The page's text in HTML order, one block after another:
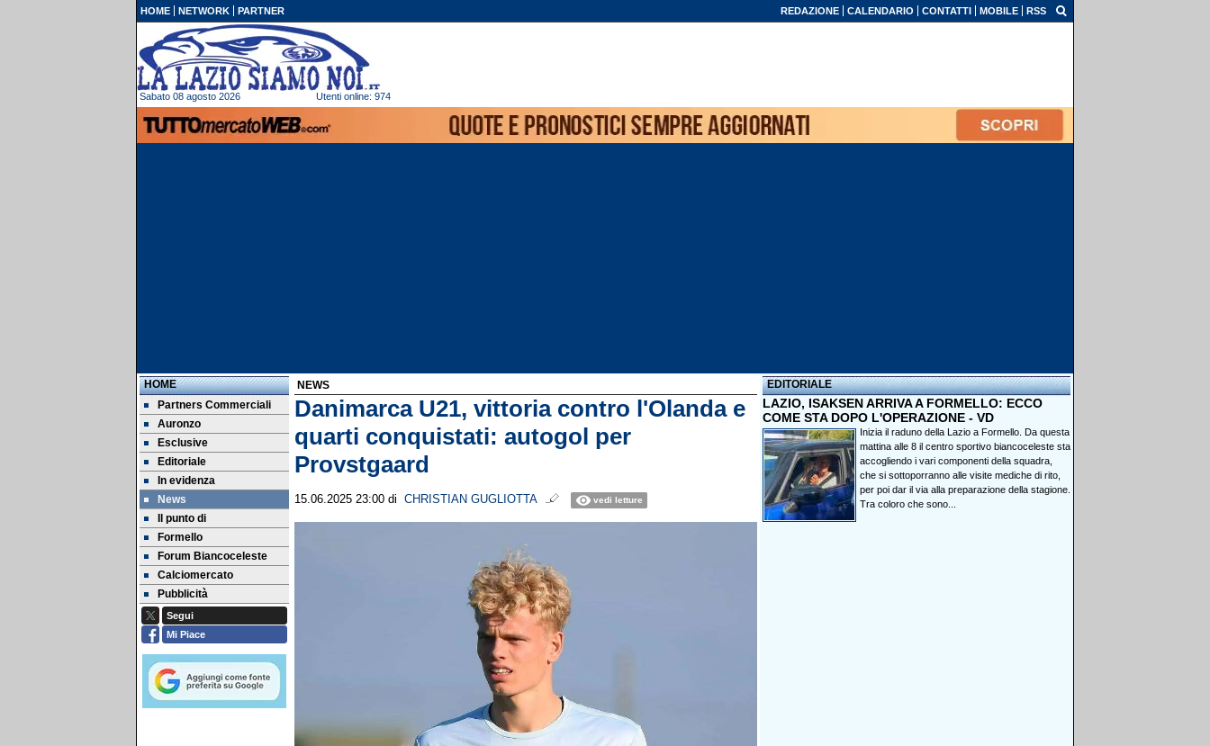
HOME NETWORK PARTNER REDAZIONE CALENDARIO CONTATTI MOBILE RSS
Sabato 08 agosto 2026 Utenti online: 974
HOME
Partners Commerciali
Auronzo
Esclusive
Editoriale
In evidenza
News
Il punto di
Formello
Forum Biancoceleste
Calciomercato
Pubblicità
Segui
Mi Piace
NEWS
Danimarca U21, vittoria contro l'Olanda e
quarti conquistati: autogol per
Provstgaard
15.06.2025 23:00 di CHRISTIAN GUGLIOTTA vedi letture
EDITORIALE
LAZIO, ISAKSEN ARRIVA A FORMELLO: ECCO
COME STA DOPO L'OPERAZIONE - VD
Inizia il raduno della Lazio a Formello. Da questa
mattina alle 8 il centro sportivo biancoceleste sta
accogliendo i vari componenti della squadra,
che si sottoporranno alle visite mediche di rito,
per poi dar il via alla preparazione della stagione.
Tra coloro che sono...